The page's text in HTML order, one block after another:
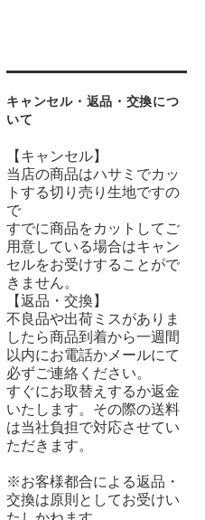
キャンセル・返品・交換につ
いて
【キャンセル】
当店の商品はハサミでカッ
トする切り売り生地ですの
で
すでに商品をカットしてご
用意している場合はキャン
セルをお受けすることがで
きません。
【返品・交換】
不良品や出荷ミスがありま
したら商品到着から一週間
以内にお電話かメールにて
必ずご連絡ください。
すぐにお取替えするか返金
いたします。その際の送料
は当社負担で対応させてい
ただきます。
※お客様都合による返品・
交換は原則としてお受けい